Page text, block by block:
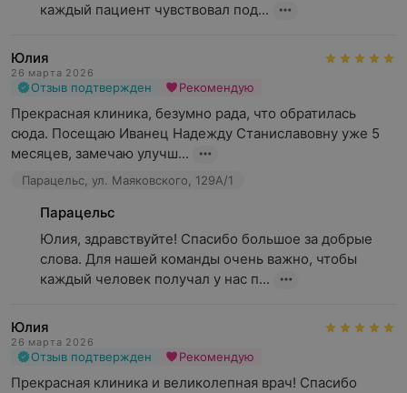
каждый пациент чувствовал под...
Юлия
26 марта 2026
Отзыв подтвержден Рекомендую
Прекрасная клиника, безумно рада, что обратилась
сюда. Посещаю Иванец Надежду Станиславовну уже 5
месяцев, замечаю улучш...
Парацельс, ул. Маяковского, 129А/1
Парацельс
Юлия, здравствуйте! Спасибо большое за добрые
слова. Для нашей команды очень важно, чтобы
каждый человек получал у нас п...
Юлия
26 марта 2026
Отзыв подтвержден Рекомендую
Прекрасная клиника и великолепная врач! Спасибо